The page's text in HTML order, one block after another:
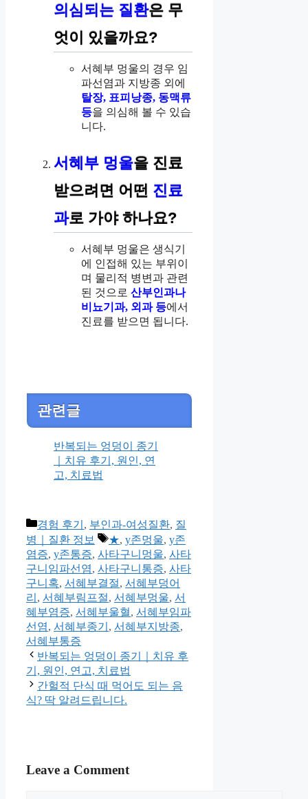
의심되는 질환은 무
엇이 있을까요?
서혜부 멍울의 경우 임
파선염과 지방종 외에
탈장, 표피낭종, 동맥류
등을 의심해 볼 수 있습
니다.
서혜부 멍울을 진료
받으려면 어떤 진료
과로 가야 하나요?
서혜부 멍울은 생식기
에 인접해 있는 부위이
며 물리적 병변과 관련
된 것으로 산부인과나
비뇨기과, 외과 등에서
진료를 받으면 됩니다.
관련글
반복되는 엉덩이 종기
｜치유 후기, 원인, 연
고, 치료법
Categories
경험 후기 , 부인과-여성질환, 질
병｜질환 정보
Tags
★, y존멍울, y존
염증, y존통증, 사타구니멍울, 사타
구니임파선염, 사타구니통증, 사타
구니혹, 서혜부결절, 서혜부덩어
리 , 서혜부림프절, 서혜부멍울, 서
혜부염증, 서혜부울혈, 서혜부임파
선염, 서혜부종기 , 서혜부지방종,
서혜부통증
반복되는 엉덩이 종기｜치유 후
기, 원인, 연고, 치료법
간헐적 단식 때 먹어도 되는 음
식? 딱 알려드립니다.
Leave a Comment